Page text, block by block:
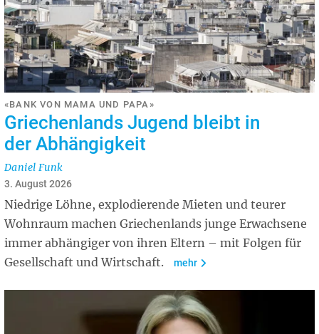
«BANK VON MAMA UND PAPA»
Griechenlands Jugend bleibt in
der Abhängigkeit
Daniel Funk
3. August 2026
Niedrige Löhne, explodierende Mieten und teurer
Wohnraum machen Griechenlands junge Erwachsene
immer abhängiger von ihren Eltern – mit Folgen für
Gesellschaft und Wirtschaft.
mehr